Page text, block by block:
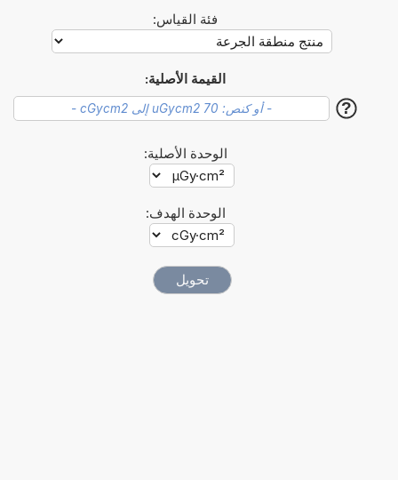
فئة القياس:
القيمة الأصلية:
?
الوحدة الأصلية:
الوحدة الهدف: